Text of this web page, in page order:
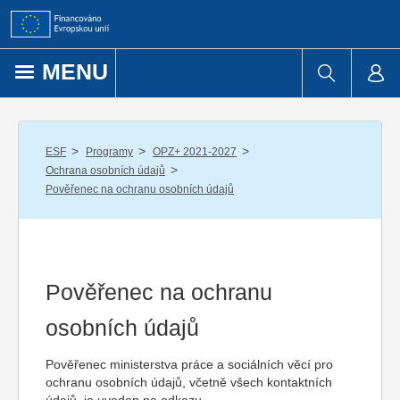
Přejít k obsahu
MENU
ESF / Programy / OPZ+ 2021-2027 /
Ochrana osobních údajů /
Pověřenec na ochranu osobních údajů
Pověřenec na ochranu
osobních údajů
Pověřenec ministerstva práce a sociálních věcí pro
ochranu osobních údajů, včetně všech kontaktních